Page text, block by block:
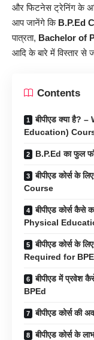
और फिटनेस ट्रेनिंग के
आप जानेंगे कि B.P.Ed
पात्रता, Bachelor of
आदि के बारे में विस्तार से
Contents
बीपीएड क्या
Education)
B.P.Ed का फुल
बीपीएड कोर्स के
Course
बीपीएड कोर्स
Physical
बीपीएड कोर्स के
Required for
बीपीएड में प्रवेश
BPEd
बीपीएड कोर्स
बीपीएड कोर्स के